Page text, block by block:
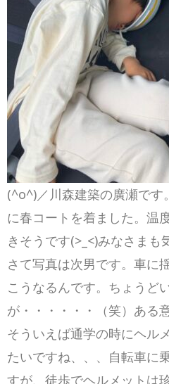
(^o^)／川森建築の廣瀬です
に春コートを着ました。温
きそうです(>_<)みなさまも
さて写真は次男です。車に
こうなるんです。ちょうど
が・・・・・・（笑）ある
そういえば通学の時にヘル
たいですね、、、自転車に
すが、徒歩でヘルメットは